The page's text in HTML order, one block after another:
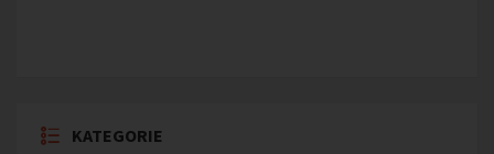
KATEGORIE